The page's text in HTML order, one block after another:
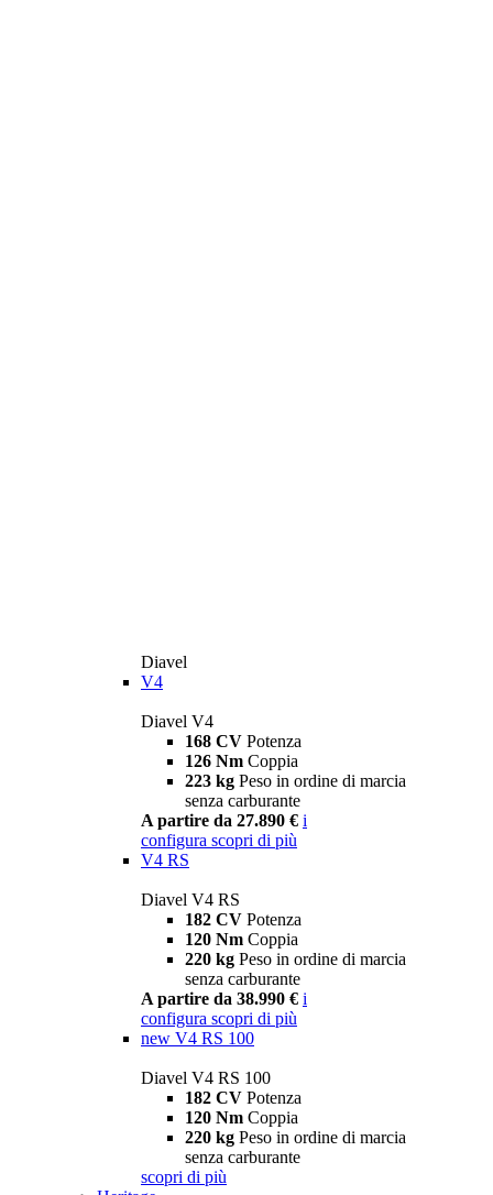
Diavel
V4
Diavel V4
168 CV Potenza
126 Nm Coppia
223 kg Peso in ordine di marcia
senza carburante
A partire da 27.890 € i
configura scopri di più
V4 RS
Diavel V4 RS
182 CV Potenza
120 Nm Coppia
220 kg Peso in ordine di marcia
senza carburante
A partire da 38.990 € i
configura scopri di più
new V4 RS 100
Diavel V4 RS 100
182 CV Potenza
120 Nm Coppia
220 kg Peso in ordine di marcia
senza carburante
scopri di più